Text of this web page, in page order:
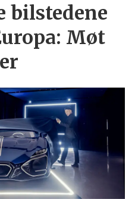
bilstedene
Møt